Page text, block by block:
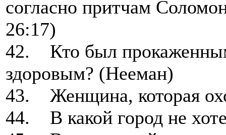
согласно притчам
26:17)
42. Кто был
здоровым? (Нееман)
43. Женщина, которая
44. В какой город не